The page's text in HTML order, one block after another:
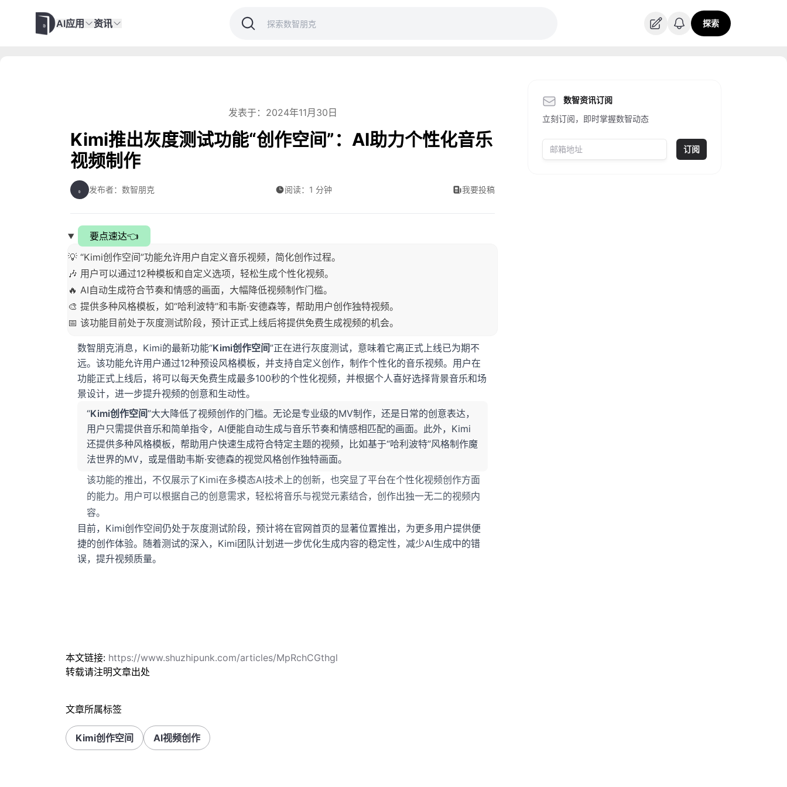
AI应用 资讯 探索
发表于：2024年11月30日
Kimi推出灰度测试功能“创作空间”：AI助力个性化音乐
视频制作
发布者：数智朋克 阅读：1 分钟 我要投稿
要点速达👈
💡 “Kimi创作空间”功能允许用户自定义音乐视频，简化创作过程。
🎶 用户可以通过12种模板和自定义选项，轻松生成个性化视频。
🔥 AI自动生成符合节奏和情感的画面，大幅降低视频制作门槛。
🎨 提供多种风格模板，如“哈利波特”和韦斯·安德森等，帮助用户创作独特视频。
📅 该功能目前处于灰度测试阶段，预计正式上线后将提供免费生成视频的机会。
数智朋克消息，Kimi的最新功能“Kimi创作空间”正在进行灰度测试，意味着它离正式上线已为期不
远。该功能允许用户通过12种预设风格模板，并支持自定义创作，制作个性化的音乐视频。用户在
功能正式上线后，将可以每天免费生成最多100秒的个性化视频，并根据个人喜好选择背景音乐和场
景设计，进一步提升视频的创意和生动性。
“Kimi创作空间”大大降低了视频创作的门槛。无论是专业级的MV制作，还是日常的创意表达，
用户只需提供音乐和简单指令，AI便能自动生成与音乐节奏和情感相匹配的画面。此外，Kimi
还提供多种风格模板，帮助用户快速生成符合特定主题的视频，比如基于“哈利波特”风格制作魔
法世界的MV，或是借助韦斯·安德森的视觉风格创作独特画面。
该功能的推出，不仅展示了Kimi在多模态AI技术上的创新，也突显了平台在个性化视频创作方面
的能力。用户可以根据自己的创意需求，轻松将音乐与视觉元素结合，创作出独一无二的视频内
容。
目前，Kimi创作空间仍处于灰度测试阶段，预计将在官网首页的显著位置推出，为更多用户提供便
捷的创作体验。随着测试的深入，Kimi团队计划进一步优化生成内容的稳定性，减少AI生成中的错
误，提升视频质量。
数智资讯订阅
立刻订阅，即时掌握数智动态
订阅
本文链接: https://www.shuzhipunk.com/articles/MpRchCGthgl
转载请注明文章出处
文章所属标签
Kimi创作空间 AI视频创作